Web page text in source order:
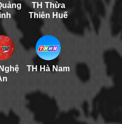
TH Thừa
Thiên Huế
TH Hà Nam